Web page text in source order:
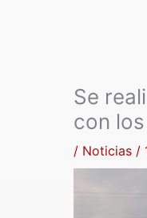
Se
con
/ Noticias /